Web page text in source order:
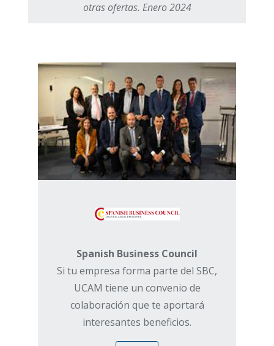
otras ofertas. Enero 2024
Spanish Business Council
Si tu empresa forma parte del SBC,
UCAM tiene un convenio de
colaboración que te aportará
interesantes beneficios.